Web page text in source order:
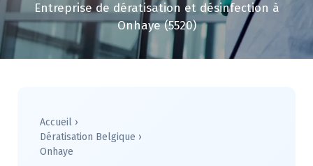
Entreprise de dératisation et désinfection à
Onhaye (5520)
Accueil ›
Dératisation Belgique ›
Onhaye